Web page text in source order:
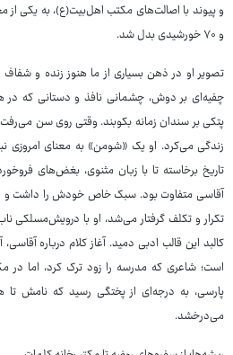
و ۷۰ خورشیدی بدل شد.
تصویر او در ذهن بسیاری از ما هنوز زنده و
چفیه‌ای بر دوش، چشمانی نافذ و دستانی که در
پتکی بر سندان زمانه بکوبند. وقتی روی سن
زندگی می‌کرد. او یک «شومن» به معنای امروزی
تاریخ برخاسته تا با زبان مثنوی، بغض‌های
آقاسی متفاوت بود. سبک خاص خودش را داشت و در
تکرار و تکلف گرفتار می‌شد، او با درویش‌مسلکی
کالبد این قالب ادبی دمید. آغاز کلام درباره
است؛ شاعری که مدرسه را زود ترک کرد، اما در
پارسی، به درجه‌ای از پختگی رسید که نامش تا
می‌درخشد.